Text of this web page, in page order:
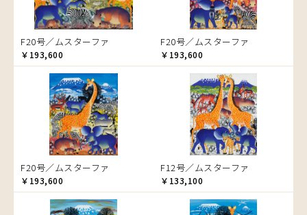
カシューナッツの木
カップル
カバ
カメ
カメレオン
木
キリン
キリマンジャロ
孔雀
サイ
魚の群れ
アマニ
アミナータ
アリー
アルバー
イッサ
イディー
エミリアス
エレナ
オマリー
ジャリブーニ
スフィアー二
ズベリ
スライディ（スライドゥ）
ゼナ
セフ
マリキータ
マルチナ
マワゾ
マングラ
ミムス
ムクラ
ムクンバ
ムスターファ
ムチサ
ムッサ
ムブカ
ムロペ
ルーカス
ルブニ
レイモンド
ロジャー
F20号／ムスターファ
￥193,600
F20号／ムスターファ
￥193,600
F20号／ムスターファ
￥193,600
F12号／ムスターファ
￥133,100